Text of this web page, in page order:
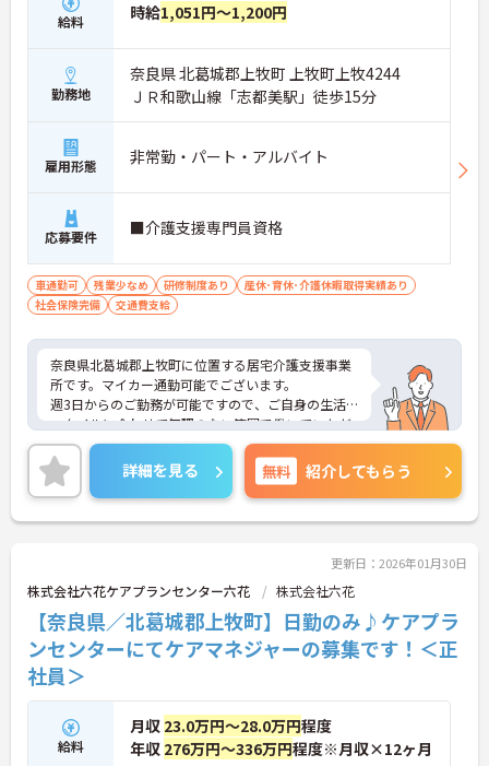
給料 時給1,051円～1,200円
勤務地
奈良県 北葛城郡上牧町 上牧町上牧4244
ＪＲ和歌山線「志都美駅」徒歩15分
雇用形態 非常勤・パート・アルバイト
応募要件 ■介護支援専門員資格
車通勤可 残業少なめ 研修制度あり
産休･育休･介護休暇取得実績あり
社会保険完備
交通費支給
奈良県北葛城郡上牧町に位置する居宅介護支援事業
所です。マイカー通勤可能でございます。
週3日からのご勤務が可能ですので、ご自身の生活
スタイルに合わせて無理のない範囲で働いていただ
けます。
ご興味のある方には、面接対策ポイントなど、さら
に詳細をお話しいたしますのでお気軽にご相談くだ
さい！
詳細を見る 無料 紹介してもらう
更新日：2026年01月30日
株式会社六花ケアプランセンター六花 株式会社六花
【奈良県／北葛城郡上牧町】日勤のみ♪ケアプラ
ンセンターにてケアマネジャーの募集です！＜正
社員＞
給料
月収 23.0万円～28.0万円程度
年収 276万円～336万円程度※月収×12ヶ月